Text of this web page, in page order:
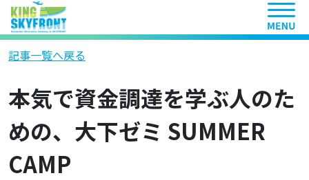
ヘッ
記事一覧へ戻る
本気で資金調達を学ぶ人のた
めの、大下ゼミ SUMMER
CAMP